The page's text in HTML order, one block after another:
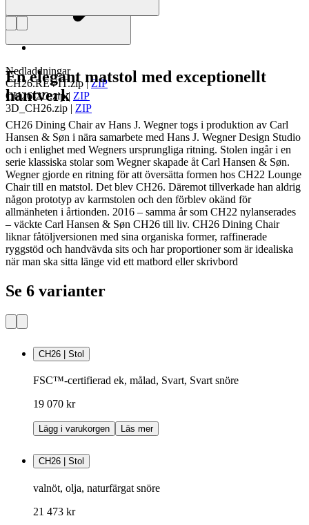
Nedladdningar
CH26.REVIT.zip|ZIP
CH26-2D.zip| ZIP
3D_CH26.zip | ZIP
En elegant matstol med exceptionellt
hantverk
CH26 Dining Chair av Hans J. Wegner togs i produktion av Carl
Hansen & Søn i nära samarbete med Hans J. Wegner Design Studio
och i enlighet med Wegners ursprungliga ritning. Stolen ingår i en
serie klassiska stolar som Wegner skapade åt Carl Hansen & Søn.
Wegner gjorde en ritning för att översätta formen hos CH22 Lounge
Chair till en matstol. Det blev CH26. Däremot tillverkade han aldrig
någon prototyp av karmstolen och den förblev okänd för
allmänheten i årtionden. 2016 – samma år som CH22 nylanserades
– väckte Carl Hansen & Søn CH26 till liv. CH26 Dining Chair
liknar fåtöljversionen med sina organiska former, raffinerade
ryggstöd och handvävda sits och har proportioner som är idealiska
när man ska sitta länge vid ett matbord eller skrivbord
Se 6 varianter
CH26 | Stol
FSC™-certifierad ek, målad, Svart, Svart snöre
19 070 kr
Lägg i varukorgen Läs mer
CH26 | Stol
valnöt, olja, naturfärgat snöre
21 473 kr